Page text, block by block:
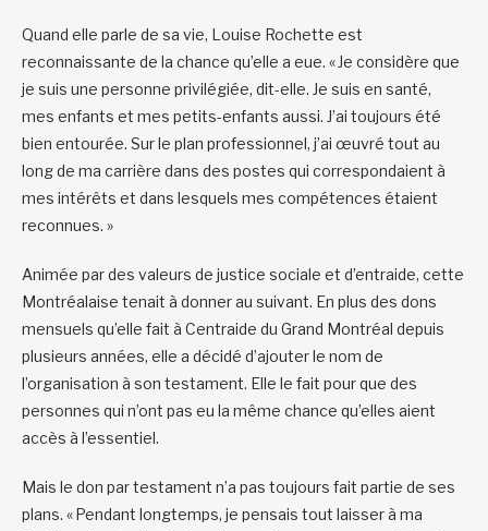
Quand elle parle de sa vie, Louise Rochette est
reconnaissante de la chance qu’elle a eue. « Je considère que
je suis une personne privilégiée, dit-elle. Je suis en santé,
mes enfants et mes petits-enfants aussi. J’ai toujours été
bien entourée. Sur le plan professionnel, j’ai œuvré tout au
long de ma carrière dans des postes qui correspondaient à
mes intérêts et dans lesquels mes compétences étaient
reconnues. »
Animée par des valeurs de justice sociale et d’entraide, cette
Montréalaise tenait à donner au suivant. En plus des dons
mensuels qu’elle fait à Centraide du Grand Montréal depuis
plusieurs années, elle a décidé d’ajouter le nom de
l’organisation à son testament. Elle le fait pour que des
personnes qui n’ont pas eu la même chance qu’elles aient
accès à l’essentiel.
Mais le don par testament n’a pas toujours fait partie de ses
plans. « Pendant longtemps, je pensais tout laisser à ma